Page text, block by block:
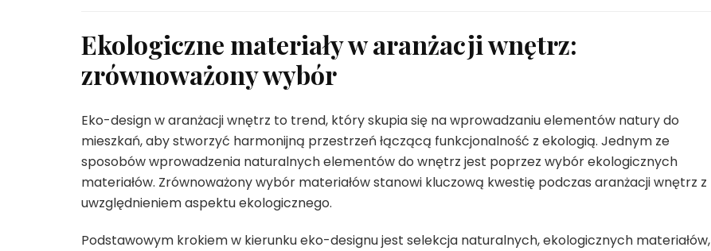
Ekologiczne materiały w aranżacji wnętrz:
zrównoważony wybór
Eko-design w aranżacji wnętrz to trend, który skupia się na wprowadzaniu elementów natury do
mieszkań, aby stworzyć harmonijną przestrzeń łączącą funkcjonalność z ekologią. Jednym ze
sposobów wprowadzenia naturalnych elementów do wnętrz jest poprzez wybór ekologicznych
materiałów. Zrównoważony wybór materiałów stanowi kluczową kwestię podczas aranżacji wnętrz z
uwzględnieniem aspektu ekologicznego.
Podstawowym krokiem w kierunku eko-designu jest selekcja naturalnych, ekologicznych materiałów,